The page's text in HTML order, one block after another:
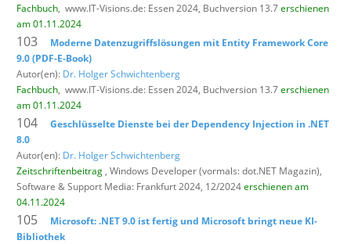
Fachbuch, www.IT-Visions.de: Essen 2024, Buchversion 13.7erschienen
am 01.11.2024
103
Moderne Datenzugriffslösungen mit Entity Framework Core
9.0 (PDF-E-Book)
Autor(en): Dr. Holger Schwichtenberg
Fachbuch, www.IT-Visions.de: Essen 2024, Buchversion 13.7erschienen
am 01.11.2024
104
Geschlüsselte Dienste bei der Dependency Injection in .NET
8.0
Autor(en): Dr. Holger Schwichtenberg
Zeitschriftenbeitrag , Windows Developer (vormals: dot.NET Magazin),
Software & Support Media: Frankfurt 2024, 12/2024erschienen am
04.11.2024
105
Microsoft: .NET 9.0 ist fertig und Microsoft bringt neue KI-
Bibliothek